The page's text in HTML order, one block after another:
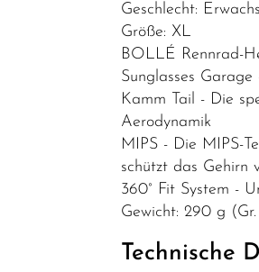
Fahrradanhänger
Packtaschen/Körbe
Geschlecht:
Größe: XL
BOLLÉ Rennrad-
Sunglasses
Kamm Tail - Die
Aerodynamik
MIPS - Die MIPS-
schützt das Gehirn
360° Fit System -
Gewicht: 290 g
Technische